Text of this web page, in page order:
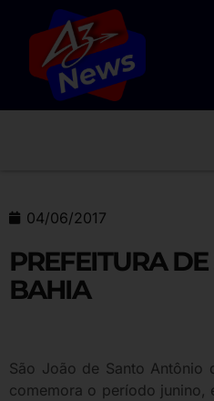
04/06/2017
PREFEITURA
BAHIA
São João de Santo Antônio
comemora o período junino,